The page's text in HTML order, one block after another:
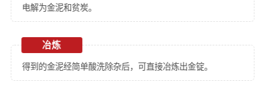
电解为金泥和贫炭。
冶炼
得到的金泥经简单酸洗除杂后，可直接冶炼出金锭。